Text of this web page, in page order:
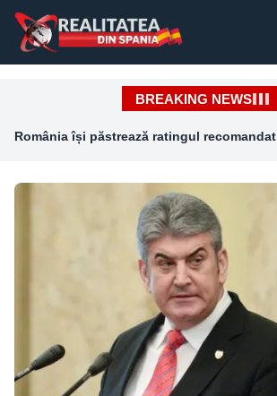
Realitatea din Spania - Știri de Ultimă Oră
BREAKING NEWS
România își păstrează ratingul